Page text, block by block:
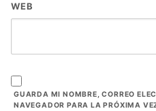
WEB
GUARDA MI NOMBRE, CORREO
NAVEGADOR PARA LA PRÓXIMA